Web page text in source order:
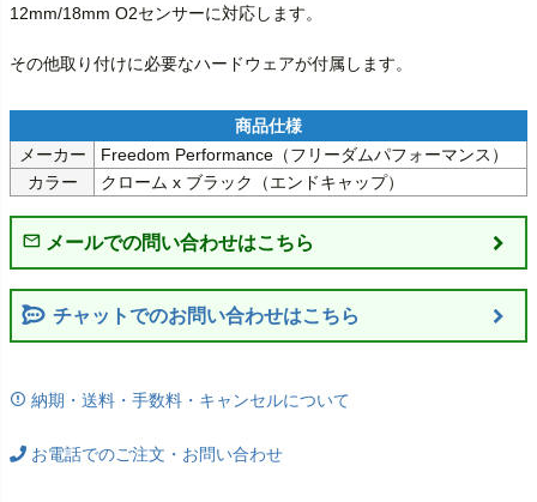
12mm/18mm O2センサーに対応します。
その他取り付けに必要なハードウェアが付属します。
メーカー
Freedom Performance（フリーダムパフォーマンス）
カラー
クローム x ブラック（エンドキャップ）
チャットでのお問い合わせはこちら
納期・送料・手数料・キャンセルについて
お電話でのご注文・お問い合わせ